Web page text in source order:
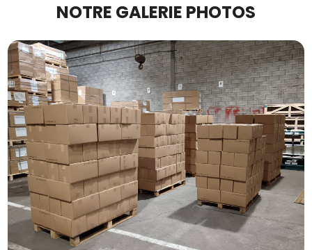
NOTRE GALERIE PHOTOS